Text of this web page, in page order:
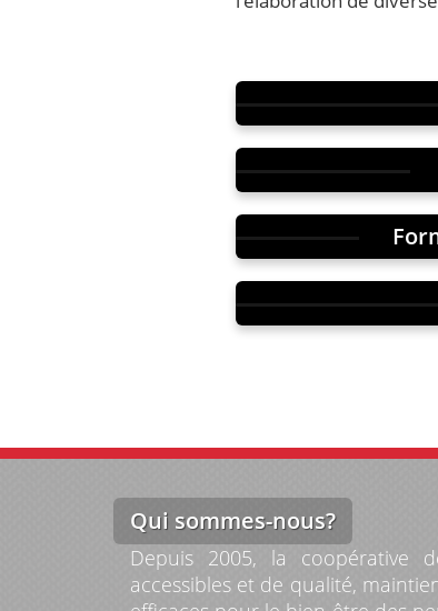
Qui sommes-nous?
Depuis 2005, la coopérative
accessibles et de qualité,